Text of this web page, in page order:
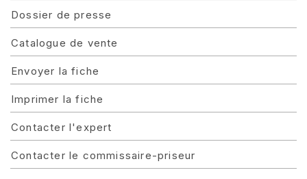
Dossier de presse
Catalogue de vente
Envoyer la fiche
Imprimer la fiche
Contacter l'expert
Contacter le commissaire-priseur